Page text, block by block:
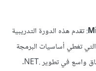
: تقدم هذه الدورة التدريبية
تغطي أساسيات البرمجة
باستخدام لغة C#، والتي تستخدم على نطاق واسع في تطوير .NET.